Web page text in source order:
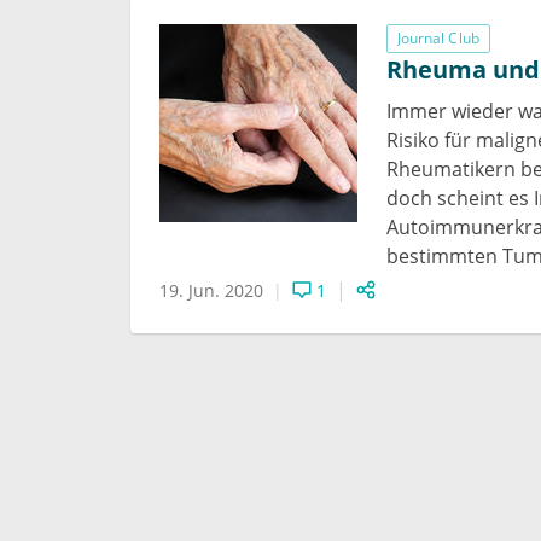
Journal Club
Rheuma
Immer wieder
Risiko für
Rheumatikern
doch scheint es
bestimmten
19. Jun. 2020 1